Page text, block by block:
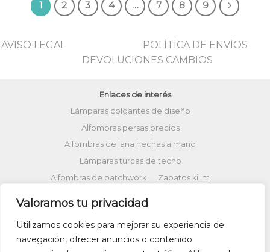
Valoramos tu privacidad
Utilizamos cookies para mejorar su experiencia de
navegación, ofrecer anuncios o contenido
1 2 3 4 … 7 8 9
AVISO LEGAL
POLİTİCA DE ENVİOS
DEVOLUCIONES CAMBIOS
Enlaces de interés
Lámparas colgantes de diseño
Alfombras persas precios
Alfombras de lana hechas a mano
Lámparas turcas de techo
Alfombras de patchwork
Zapatos kilim
Alfombras patchwork vintage
Cojines Kilim
Bolsos kilim
Cojines Ikat
Comprar kilim online